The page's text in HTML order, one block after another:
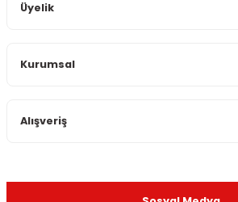
Ürün bilgilerinde hatalar bulunuyor.
Üyelik
Kurumsal
Alışveriş